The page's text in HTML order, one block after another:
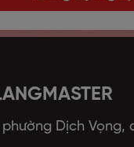
phường Dịch Vọng,